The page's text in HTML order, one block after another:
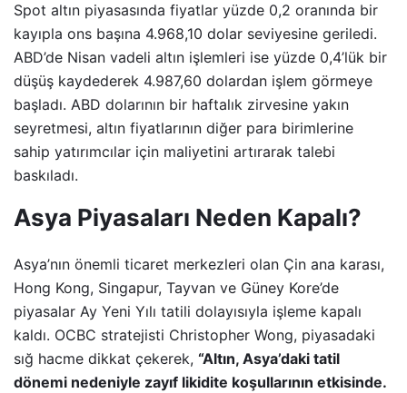
Spot altın piyasasında fiyatlar yüzde 0,2 oranında bir
kayıpla ons başına 4.968,10 dolar seviyesine geriledi.
ABD’de Nisan vadeli altın işlemleri ise yüzde 0,4’lük bir
düşüş kaydederek 4.987,60 dolardan işlem görmeye
başladı. ABD dolarının bir haftalık zirvesine yakın
seyretmesi, altın fiyatlarının diğer para birimlerine
sahip yatırımcılar için maliyetini artırarak talebi
baskıladı.
Asya Piyasaları Neden Kapalı?
Asya’nın önemli ticaret merkezleri olan Çin ana karası,
Hong Kong, Singapur, Tayvan ve Güney Kore’de
piyasalar Ay Yeni Yılı tatili dolayısıyla işleme kapalı
kaldı. OCBC stratejisti Christopher Wong, piyasadaki
sığ hacme dikkat çekerek, “Altın, Asya’daki tatil
dönemi nedeniyle zayıf likidite koşullarının etkisinde.